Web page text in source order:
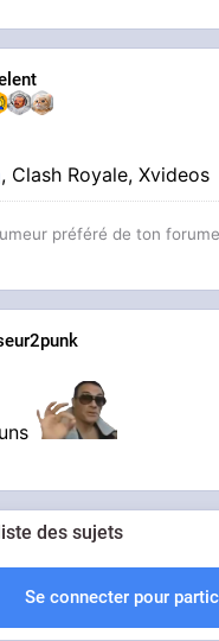
, Clash Royale, Xvideos
préféré de ton
des sujets
Se connecter pour